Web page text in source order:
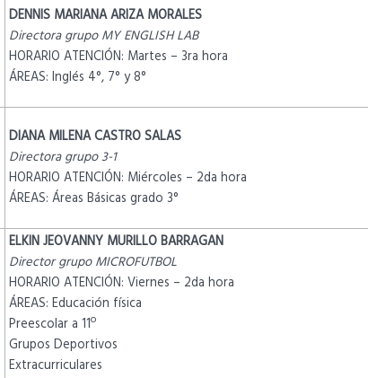
DENNIS MARIANA ARIZA MORALES
Directora grupo MY ENGLISH LAB
HORARIO ATENCIÓN: Martes – 3ra hora
ÁREAS: Inglés 4°, 7° y 8°
DIANA MILENA CASTRO SALAS
Directora grupo 3-1
HORARIO ATENCIÓN: Miércoles – 2da hora
ÁREAS: Áreas Básicas grado 3°
ELKIN JEOVANNY MURILLO BARRAGAN
Director grupo MICROFUTBOL
HORARIO ATENCIÓN: Viernes – 2da hora
ÁREAS: Educación física
Preescolar a 11º
Grupos Deportivos
Extracurriculares